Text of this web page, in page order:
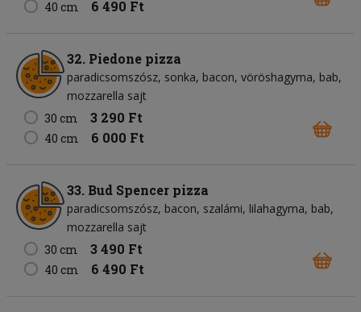
40 cm 6 490 Ft
32. Piedone pizza
paradicsomszósz sonka bacon vöröshagyma bab
mozzarella sajt
30 cm
3 290 Ft
40 cm 6 000 Ft
33. Bud Spencer pizza
paradicsomszósz bacon szalámi lilahagyma bab
mozzarella sajt
30 cm
3 490 Ft
40 cm 6 490 Ft